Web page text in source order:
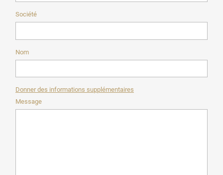
Société
Nom
Donner des informations supplémentaires
Message